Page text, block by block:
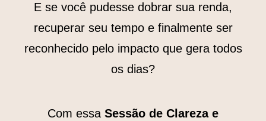
E se você pudesse dobrar sua renda,
recuperar seu tempo e finalmente ser
reconhecido pelo impacto que gera todos
os dias?
Com essa Sessão de Clareza e